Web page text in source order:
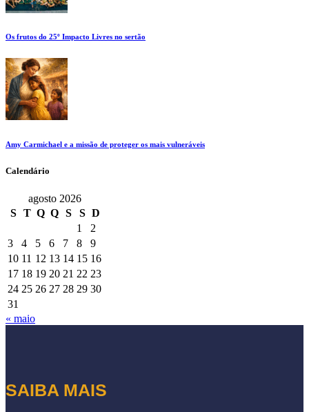
Os frutos do 25º Impacto Livres no sertão
Amy Carmichael e a missão de proteger os mais vulneráveis
Calendário
agosto 2026
S
T Q Q S S D
1
2
3
4 5 6 7 8
9
10 11 12 13 14 15 16
17 18 19 20 21 22 23
24 25 26 27 28 29 30
31
« maio
SAIBA MAIS